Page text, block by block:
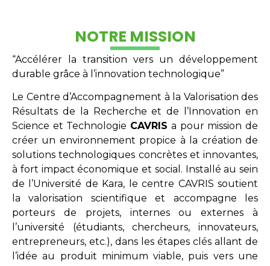
NOTRE MISSION
“Accélérer la transition vers un développement
durable grâce à l’innovation technologique”
Le Centre d’Accompagnement à la Valorisation des
Résultats de la Recherche et de l’Innovation en
Science et Technologie CAVRIS a pour mission de
créer un environnement propice à la création de
solutions technologiques concrètes et innovantes,
à fort impact économique et social. Installé au sein
de l’Université de Kara, le centre CAVRIS soutient
la valorisation scientifique et accompagne les
porteurs de projets, internes ou externes à
l’université (étudiants, chercheurs, innovateurs,
entrepreneurs, etc.), dans les étapes clés allant de
l’idée au produit minimum viable, puis vers une